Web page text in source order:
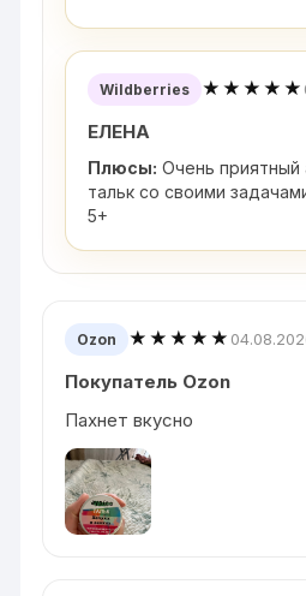
Wildberries ★★★★★
ЕЛЕНА
Плюсы: Очень приятный
тальк со своими
5+
Ozon ★★★★★
Покупатель Ozon
Пахнет вкусно